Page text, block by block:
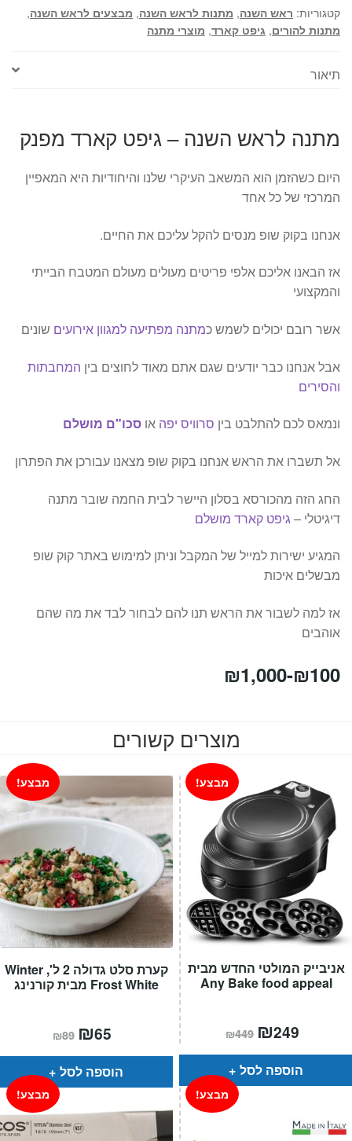
קארד
מפנק
קטגוריות: ראש השנה, מתנות לראש השנה, מבצעים לראש השנה,
מתנות להורים, גיפט קארד, מוצרי מתנה
תיאור
מתנה לראש השנה – גיפט קארד מפנק
היום כשהזמן הוא המשאב העיקרי שלנו והיחודיות היא המאפיין
המרכזי של כל אחד
אנחנו בקוק שופ מנסים להקל עליכם את החיים.
אז הבאנו אליכם אלפי פריטים מעולים מעולם המטבח הבייתי
והמקצועי
אשר רובם יכולים לשמש כמתנה מפתיעה למגוון אירועים שונים
אבל אנחנו כבר יודעים שגם אתם מאוד לחוצים בין המחבתות
והסירים
ונמאס לכם להתלבט בין סרוויס יפה או סכו"ם מושלם
אל תשברו את הראש אנחנו בקוק שופ מצאנו עבורכן את הפתרון
החג הזה מהכורסא בסלון היישר לבית החמה שובר מתנה
דיגיטלי – גיפט קארד מושלם
המגיע ישירות למייל של המקבל וניתן למימוש באתר קוק שופ
מבשלים איכות
אז למה לשבור את הראש תנו להם לבחור לבד את מה שהם
אוהבים
₪100
-
₪1,000
מוצרים קשורים
קערת סלט גדולה 2 ל', Winter
Frost White מבית קורנינג
מבצע!
₪89 המחיר
המקורי
היה:
₪89.
₪65
הוא:
הוספה לסל
אניבייק המולטי החדש מבית
Any Bake food appeal
מבצע!
₪449 המחיר
המקורי
היה:
₪449.
₪249
הוא:
הוספה לסל
מבצע! מבצע!